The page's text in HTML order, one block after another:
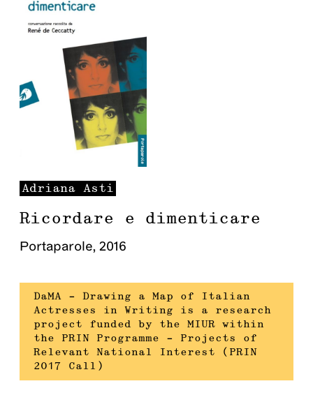
Adriana Asti
Ricordare e dimenticare
Portaparole, 2016
DaMA – Drawing a Map of Italian
Actresses in Writing is a research
project funded by the MIUR within
the PRIN Programme – Projects of
Relevant National Interest (PRIN
2017 Call)